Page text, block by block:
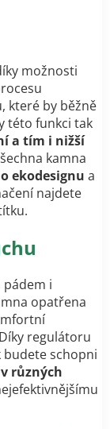
možnosti
které by běžně
této funkci tak
a tím i nižší
kamna
ekodesignu a
najdete
i
opatřena
regulátoru
schopni
různých